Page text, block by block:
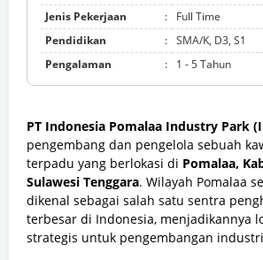
Jenis Pekerjaan
:
Full Time
Pendidikan
: SMA/K, D3, S1
Pengalaman
: 1 - 5 Tahun
PT Indonesia Pomalaa Industry Park
pengembang dan pengelola sebuah
terpadu yang berlokasi di Pomalaa,
Sulawesi Tenggara. Wilayah Pomalaa
dikenal sebagai salah satu sentra
terbesar di Indonesia, menjadikannya
strategis untuk pengembangan